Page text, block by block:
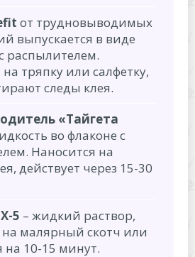
от трудновыводимых
выпускается в виде
распылителем.
тряпку или салфетку,
следы клея.
«Тайгета
во флаконе с
Наносится на
действует через 15-30
5 – жидкий раствор,
на малярный скотч или
на 10-15 минут.